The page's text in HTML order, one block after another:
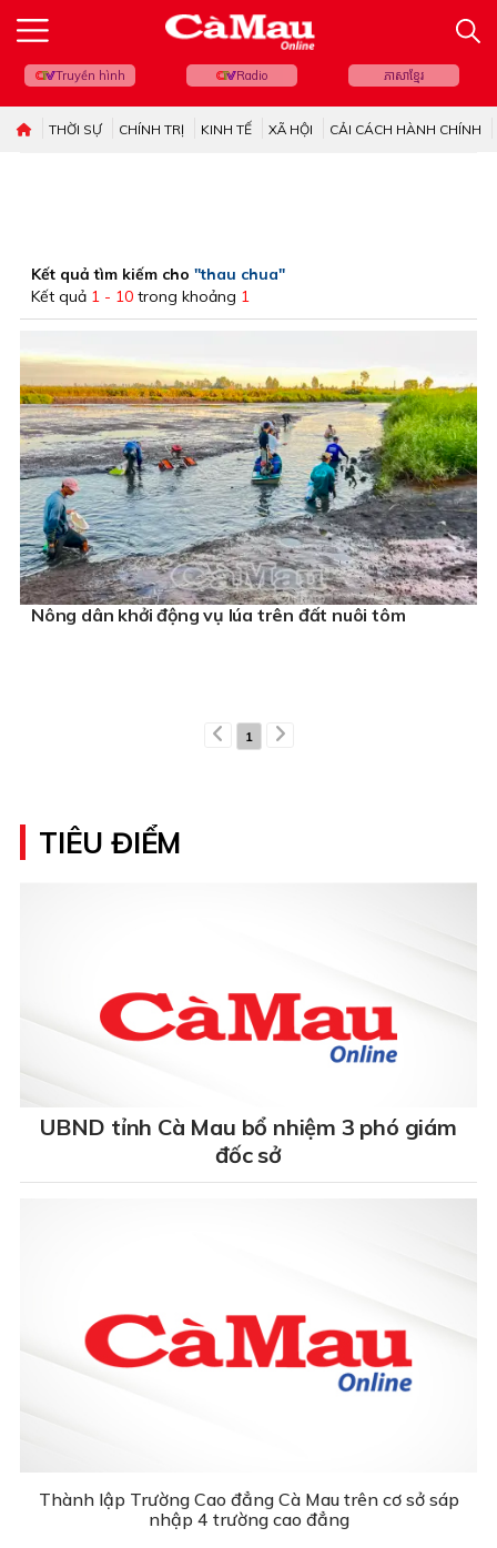
Truyền hình Radio ភាសាខ្មែរ
THỜI SỰ CHÍNH TRỊ KINH TẾ XÃ HỘI CẢI CÁCH HÀNH CHÍNH
Kết quả tìm kiếm cho "thau chua"
Kết quả 1 - 10 trong khoảng 1
Nông dân khởi động vụ lúa trên đất nuôi tôm
1
TIÊU ĐIỂM
UBND tỉnh Cà Mau bổ nhiệm 3 phó giám
đốc sở
Thành lập Trường Cao đẳng Cà Mau trên cơ sở sáp
nhập 4 trường cao đẳng